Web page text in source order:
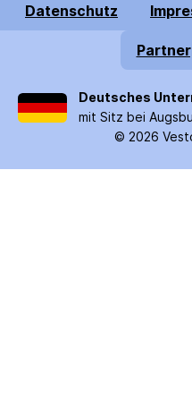
Datenschutz
Deutsches
mit Sitz bei
© 2026